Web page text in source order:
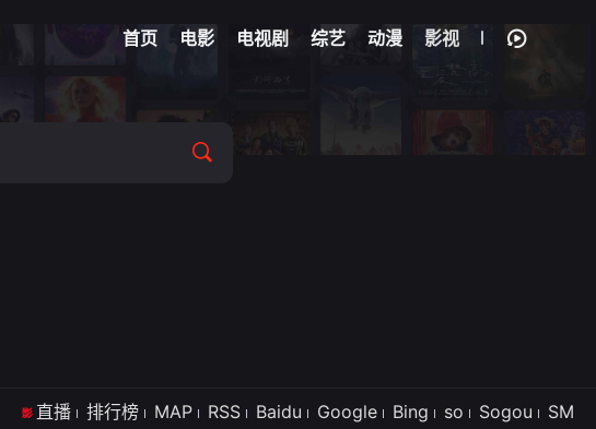
首页 电影 电视剧 综艺 动漫 影视
直播 排行榜 MAP RSS Baidu Google Bing so Sogou SM